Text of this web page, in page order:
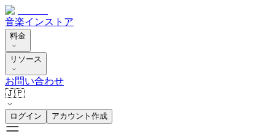
音楽インストア
料金
リソース
お問い合わせ
🇯🇵
ログイン アカウント作成